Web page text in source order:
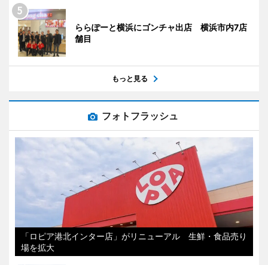
ららぽーと横浜にゴンチャ出店 横浜市内7店
舗目
もっと見る
フォトフラッシュ
「ロピア港北インター店」がリニューアル 生鮮・食品売り
場を拡大